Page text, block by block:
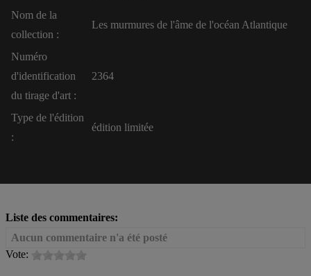
Nom de la
collection :
Les murmures de l'âme de l'océan Atlantique
Numéro
d'identification
du tirage d'art :
2364
Type de l'édition
:
édition limitée
Liste des commentaires:
Aucun commentaire n'a été posté
Vote: